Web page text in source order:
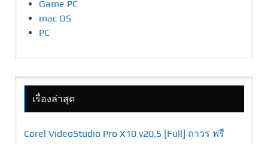
Game PC
mac OS
PC
เรื่องล่าสุด
Corel VideoStudio Pro X10 v20.5 [Full] ถาวร ฟรี